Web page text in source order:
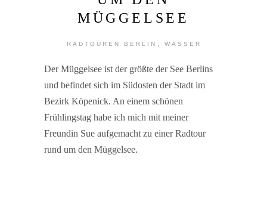
MÜGGELSEE
RADTOUREN BERLIN WASSER
Der Müggelsee ist der größte der See Berlins
und befindet sich im Südosten der Stadt im
Bezirk Köpenick. An einem schönen
Frühlingstag habe ich mich mit meiner
Freundin Sue aufgemacht zu einer Radtour
rund um den Müggelsee.